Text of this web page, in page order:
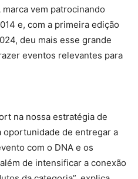
vem patrocinando
e, com a primeira edição
deu mais esse grande
eventos relevantes para
na nossa estratégia de
de entregar a
com o DNA e os
de intensificar a conexão